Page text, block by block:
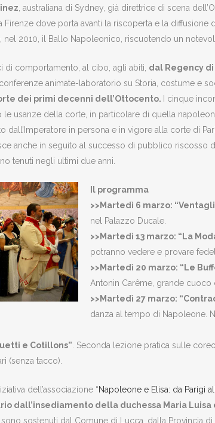
, australiana di Sydney, già direttrice di scena
Firenze dove porta avanti la riscoperta e la diffusione
nel 2010, il Ballo Napoleonico, riscuotendo un
di comportamento, al cibo, agli abiti, dal Regency di
conferenze animate-laboratorio su Storia, costume e
dei primi decenni dell’Ottocento.
I cinque
le usanze della corte, in particolare di quella
dall’Imperatore in persona e in vigore alla corte di
anche in seguito al successo di pubblico
tenuti negli ultimi due anni.
Il programma
>>Martedì 6 marzo:
nel Palazzo Ducale.
>>Martedì 13 marzo: “ La
potranno vedere e provare
>>Martedì 20 marzo: “Le
Antonin Carême, grande cuoco
>>Martedì 27 marzo:
danza al tempo di Napoleone.
e Cotillons” . Seconda lezione pratica sulle
(senza tacco).
dell’associazione “Napoleone e Elisa: da Parigi
dall’insediamento della duchessa Maria Luisa
sostenuti dal Comune di Lucca, dalla Provincia